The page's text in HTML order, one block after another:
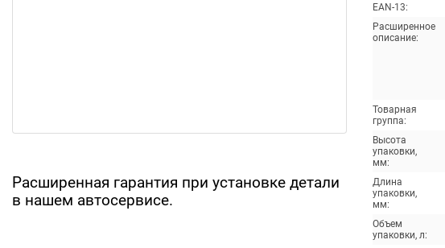
Расширенная гарантия при установке детали
в нашем автосервисе.
EAN-13:
Расширенное
описание:
Товарная
группа:
Высота
упаковки,
мм:
Длина
упаковки,
мм:
Объем
упаковки, л: